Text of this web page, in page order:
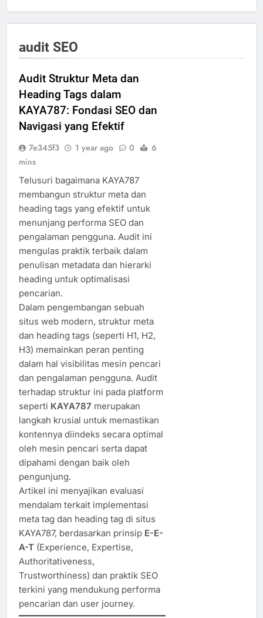
audit SEO
Audit Struktur Meta dan
Heading Tags dalam
KAYA787: Fondasi SEO dan
Navigasi yang Efektif
7e345f3 1 year ago 0
6
mins
Telusuri bagaimana KAYA787
membangun struktur meta dan
heading tags yang efektif untuk
menunjang performa SEO dan
pengalaman pengguna. Audit ini
mengulas praktik terbaik dalam
penulisan metadata dan hierarki
heading untuk optimalisasi
pencarian.
Dalam pengembangan sebuah
situs web modern, struktur meta
dan heading tags (seperti H1, H2,
H3) memainkan peran penting
dalam hal visibilitas mesin pencari
dan pengalaman pengguna. Audit
terhadap struktur ini pada platform
seperti KAYA787 merupakan
langkah krusial untuk memastikan
kontennya diindeks secara optimal
oleh mesin pencari serta dapat
dipahami dengan baik oleh
pengunjung.
Artikel ini menyajikan evaluasi
mendalam terkait implementasi
meta tag dan heading tag di situs
KAYA787, berdasarkan prinsip E-E-
A-T (Experience, Expertise,
Authoritativeness,
Trustworthiness) dan praktik SEO
terkini yang mendukung performa
pencarian dan user journey.